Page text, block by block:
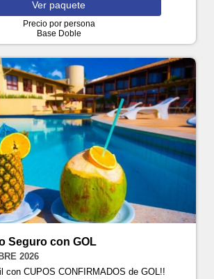
Ver paquete
Precio por persona
Base Doble
Seguro con GOL
2026
con CUPOS CONFIRMADOS de GOL!!